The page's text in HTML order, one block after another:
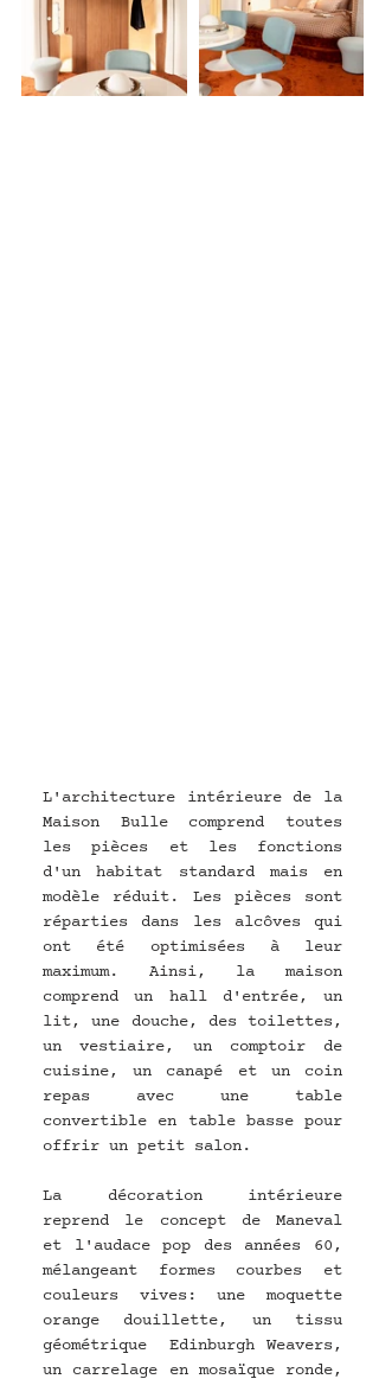
L'architecture intérieure de la
Maison Bulle comprend toutes
les pièces et les fonctions
d'un habitat standard mais en
modèle réduit. Les pièces sont
réparties dans les alcôves qui
ont été optimisées à leur
maximum. Ainsi, la maison
comprend un hall d'entrée, un
lit, une douche, des toilettes,
un vestiaire, un comptoir de
cuisine, un canapé et un coin
repas avec une table
convertible en table basse pour
offrir un petit salon.
La décoration intérieure
reprend le concept de Maneval
et l'audace pop des années 60,
mélangeant formes courbes et
couleurs vives: une moquette
orange douillette, un tissu
géométrique  Edinburgh Weavers,
un carrelage en mosaïque ronde,